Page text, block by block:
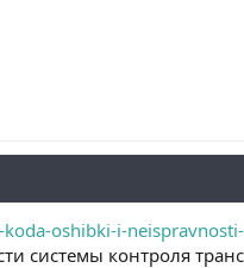
oshibki-i-
системы контроля